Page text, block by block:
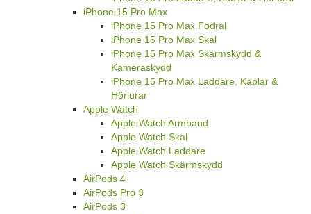
iPhone 15 Pro Max
iPhone 15 Pro Max Fodral
iPhone 15 Pro Max Skal
iPhone 15 Pro Max Skärmskydd &
Kameraskydd
iPhone 15 Pro Max Laddare, Kablar &
Hörlurar
Apple Watch
Apple Watch Armband
Apple Watch Skal
Apple Watch Laddare
Apple Watch Skärmskydd
AirPods 4
AirPods Pro 3
AirPods 3